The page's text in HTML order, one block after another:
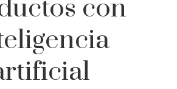
con